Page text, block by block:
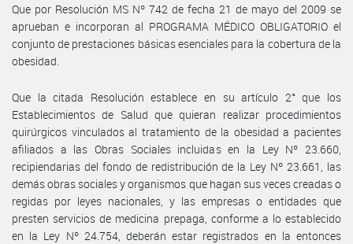
Que por Resolución MS Nº 742 de fecha 21 de mayo del 2009 se
aprueban e incorporan al PROGRAMA MÉDICO OBLIGATORIO el
conjunto de prestaciones básicas esenciales para la cobertura de la
obesidad.
Que la citada Resolución establece en su artículo 2° que los
Establecimientos de Salud que quieran realizar procedimientos
quirúrgicos vinculados al tratamiento de la obesidad a pacientes
afiliados a las Obras Sociales incluidas en la Ley Nº 23.660,
recipiendarias del fondo de redistribución de la Ley Nº 23.661, las
demás obras sociales y organismos que hagan sus veces creadas o
regidas por leyes nacionales, y las empresas o entidades que
presten servicios de medicina prepaga, conforme a lo establecido
en la Ley Nº 24.754, deberán estar registrados en la entonces